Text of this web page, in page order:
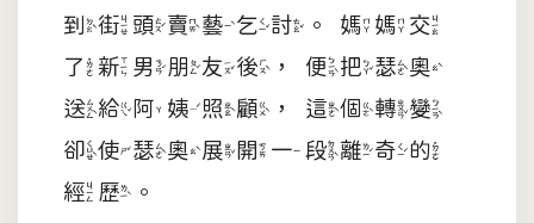
到街頭賣藝乞討。媽媽交
了新男朋友後，便把瑟奧
送給阿姨照顧，這個轉變
卻使瑟奧展開一段離奇的
經歷。